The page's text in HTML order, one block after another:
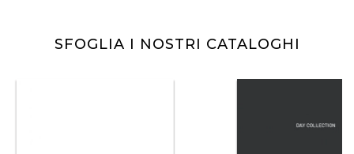
SFOGLIA I NOSTRI CATALOGHI